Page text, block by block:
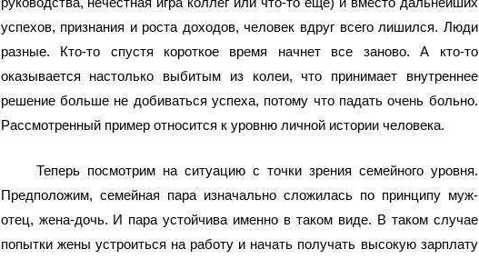
успехов, признания и роста доходов, человек вдруг всего лишился. Люди
разные. Кто-то спустя короткое время начнет все заново. А кто-то
оказывается настолько выбитым из колеи, что принимает внутреннее
решение больше не добиваться успеха, потому что падать очень больно.
Рассмотренный пример относится к уровню личной истории человека.
Теперь посмотрим на ситуацию с точки зрения семейного уровня.
Предположим, семейная пара изначально сложилась по принципу муж-
отец, жена-дочь. И пара устойчива именно в таком виде. В таком случае
попытки жены устроиться на работу и начать получать высокую зарплату